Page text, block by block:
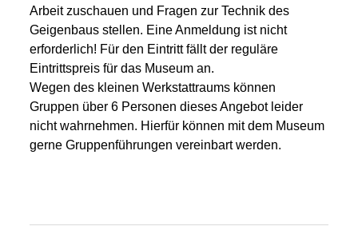
Arbeit zuschauen und Fragen zur Technik des
Geigenbaus stellen. Eine Anmeldung ist nicht
erforderlich! Für den Eintritt fällt der reguläre
Eintrittspreis für das Museum an.
Wegen des kleinen Werkstattraums können
Gruppen über 6 Personen dieses Angebot leider
nicht wahrnehmen. Hierfür können mit dem Museum
gerne Gruppenführungen vereinbart werden.